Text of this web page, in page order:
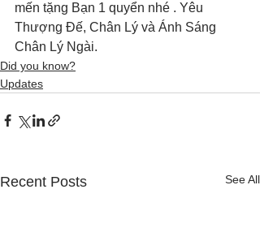
mến tặng Bạn 1 quyển nhé . Yêu
Thượng Đế, Chân Lý và Ánh Sáng
Chân Lý Ngài.
Did you know?
Updates
Recent Posts See All